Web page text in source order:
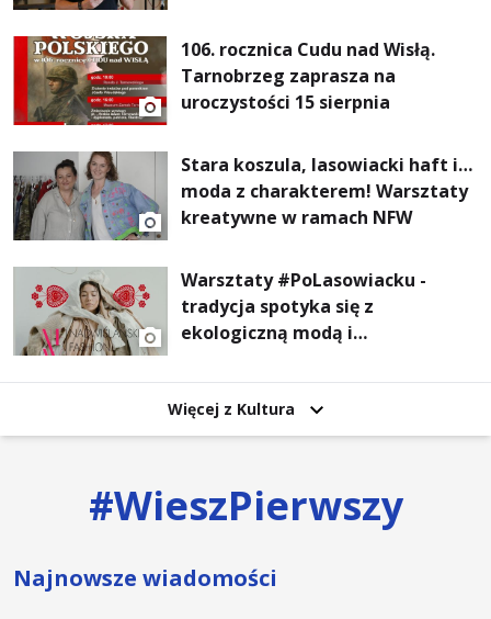
106. rocznica Cudu nad Wisłą.
Tarnobrzeg zaprasza na
uroczystości 15 sierpnia
Stara koszula, lasowiacki haft i…
moda z charakterem! Warsztaty
kreatywne w ramach NFW
Warsztaty #PoLasowiacku -
tradycja spotyka się z
ekologiczną modą i
Więcej z Kultura
#WieszPierwszy
Najnowsze wiadomości